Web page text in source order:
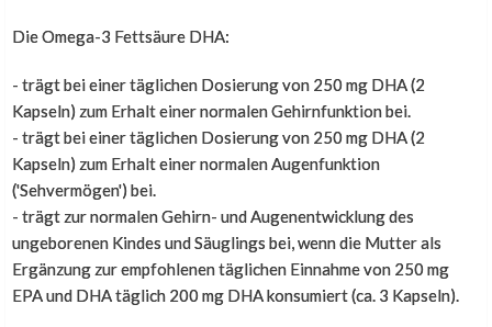
Die Omega-3 Fettsäure DHA:
- trägt bei einer täglichen Dosierung von 250 mg DHA (2
Kapseln) zum Erhalt einer normalen Gehirnfunktion bei.
- trägt bei einer täglichen Dosierung von 250 mg DHA (2
Kapseln) zum Erhalt einer normalen Augenfunktion
('Sehvermögen') bei.
- trägt zur normalen Gehirn- und Augenentwicklung des
ungeborenen Kindes und Säuglings bei, wenn die Mutter als
Ergänzung zur empfohlenen täglichen Einnahme von 250 mg
EPA und DHA täglich 200 mg DHA konsumiert (ca. 3 Kapseln).